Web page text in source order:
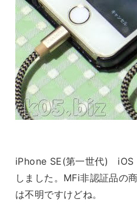
iPhone SE(第一世代) iOS
しました。MFi非認証品の
は不明ですけどね。